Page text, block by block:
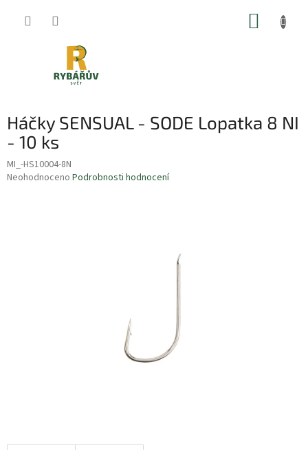
Háčky SENSUAL - SODE Lopatka 8 NI
- 10 ks
MI_-HS10004-8N
Průměrné
Neohodnoceno Podrobnosti hodnocení